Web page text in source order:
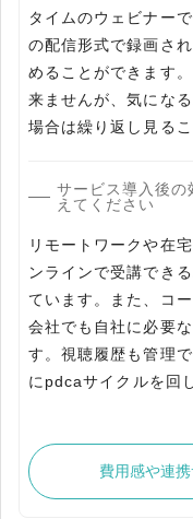
タイムのウェビナー
の配信形式で録画さ
めることができます
来ませんが、気にな
場合は繰り返し見る
サービス導入後の
えてください
リモートワークや在
ンラインで受講でき
ています。また、コ
会社でも自社に必要
す。視聴履歴も管理
にpdcaサイクルを回
費用感や連